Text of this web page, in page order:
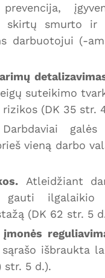
skirtų smurto ir
darbuotojui (-
suteikimo
(DK 35 str.
galės
vieną darbo
Atleidžiant
gauti
(DK 62 str. 5
išbraukta
str. 5 d.).